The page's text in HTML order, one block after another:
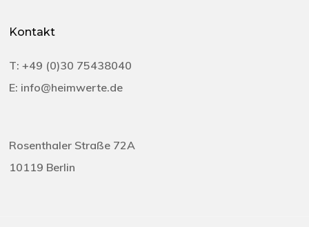
Kontakt
T:+49 (0)30 75438040‬
E: info@heimwerte.de
Rosenthaler Straße 72A
10119 Berlin